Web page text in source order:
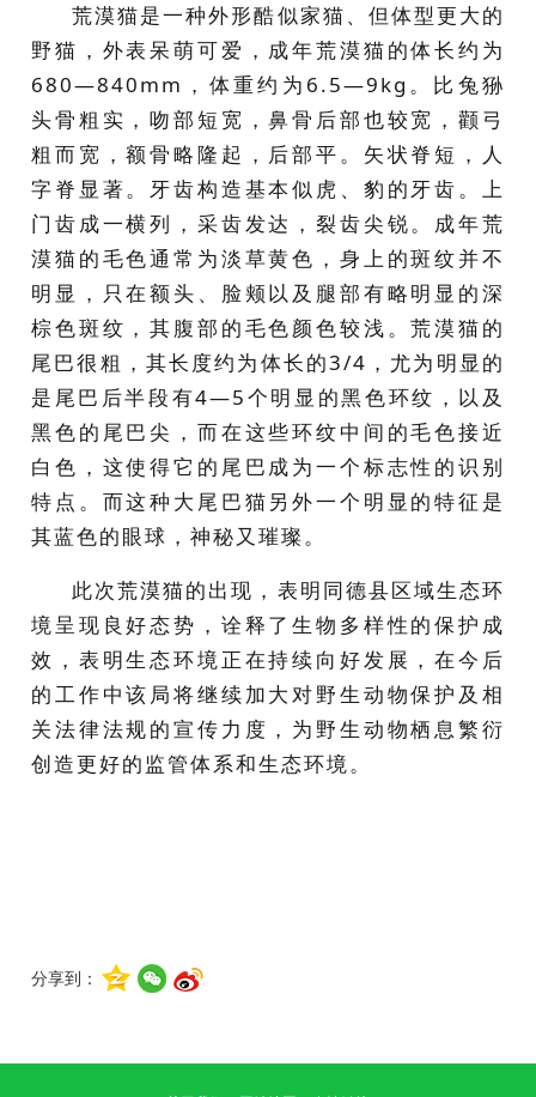
荒漠猫是一种外形酷似家猫、但体型更大的
野猫，外表呆萌可爱，成年荒漠猫的体长约为
680—840mm，体重约为6.5—9kg。比兔狲
头骨粗实，吻部短宽，鼻骨后部也较宽，颧弓
粗而宽，额骨略隆起，后部平。矢状脊短，人
字脊显著。牙齿构造基本似虎、豹的牙齿。上
门齿成一横列，采齿发达，裂齿尖锐。成年荒
漠猫的毛色通常为淡草黄色，身上的斑纹并不
明显，只在额头、脸颊以及腿部有略明显的深
棕色斑纹，其腹部的毛色颜色较浅。荒漠猫的
尾巴很粗，其长度约为体长的3/4，尤为明显的
是尾巴后半段有4—5个明显的黑色环纹，以及
黑色的尾巴尖，而在这些环纹中间的毛色接近
白色，这使得它的尾巴成为一个标志性的识别
特点。而这种大尾巴猫另外一个明显的特征是
其蓝色的眼球，神秘又璀璨。
此次荒漠猫的出现，表明同德县区域生态环
境呈现良好态势，诠释了生物多样性的保护成
效，表明生态环境正在持续向好发展，在今后
的工作中该局将继续加大对野生动物保护及相
关法律法规的宣传力度，为野生动物栖息繁衍
创造更好的监管体系和生态环境。
分享到：